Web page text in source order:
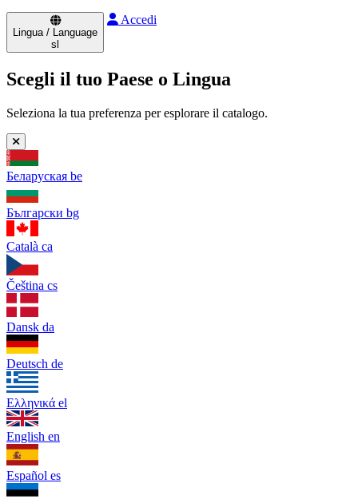
Lingua / Language
sl
Accedi
Scegli il tuo Paese o Lingua
Seleziona la tua preferenza per esplorare il catalogo.
Беларуская be
Български bg
Català ca
Čeština cs
Dansk da
Deutsch de
Ελληνικά el
English en
Español es